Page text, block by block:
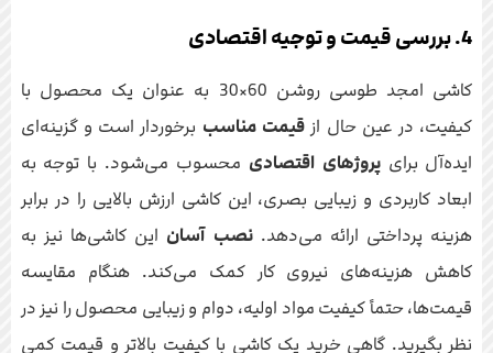
4. بررسی قیمت و توجیه اقتصادی
کاشی امجد طوسی روشن 60×30 به عنوان یک محصول با
کیفیت، در عین حال از قیمت مناسب برخوردار است و گزینه‌ای
ایده‌آل برایپروژهای اقتصادی محسوب می‌شود. با توجه به
ابعاد کاربردی و زیبایی بصری، این کاشی ارزش بالایی را در برابر
هزینه پرداختی ارائه می‌دهد.نصب آسان این کاشی‌ها نیز به
کاهش هزینه‌های نیروی کار کمک می‌کند. هنگام مقایسه
قیمت‌ها، حتماً کیفیت مواد اولیه، دوام و زیبایی محصول را نیز در
نظر بگیرید. گاهی خرید یک کاشی با کیفیت بالاتر و قیمت کمی